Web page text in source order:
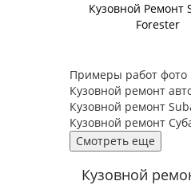
Кузовной Ремонт
Forester
Примеры работ фото
Кузовной ремонт
Кузовной ремонт
Кузовной ремонт
Смотреть еще
Кузовной